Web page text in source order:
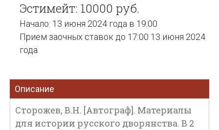
Эстимейт: 10000 руб.
Начало: 13 июня 2024 года в 19:00
Прием заочных ставок до 17:00 13 июня 2024
года
Описание
Сторожев, В.Н. [Автограф]. Материалы
для истории русского дворянства. В 2